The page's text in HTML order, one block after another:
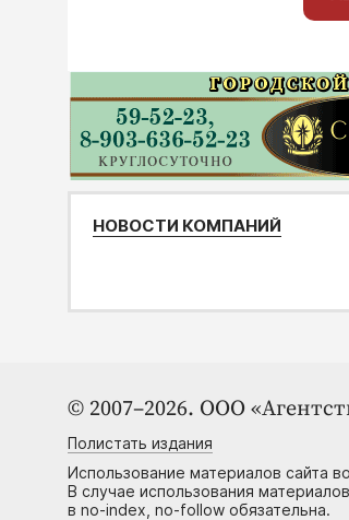
НОВОСТИ КОМПАНИЙ
© 2007–2026. ООО
Полистать издания
Использование материалов сайта
В случае использования
в no-index, no-follow обязательна.